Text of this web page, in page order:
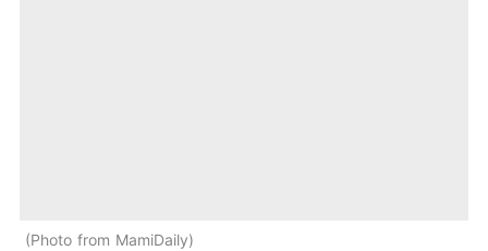
Photo from MamiDaily